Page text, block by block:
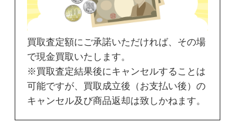
買取査定額にご承諾いただければ、その場
で現金買取いたします。
※買取査定結果後にキャンセルすることは
可能ですが、買取成立後（お支払い後）の
キャンセル及び商品返却は致しかねます。